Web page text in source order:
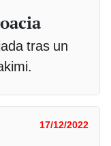
tras un
17/12/2022